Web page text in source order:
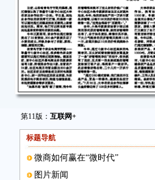
第11版： 互联网+
标题导航
微商如何赢在“微时代”
图片新闻